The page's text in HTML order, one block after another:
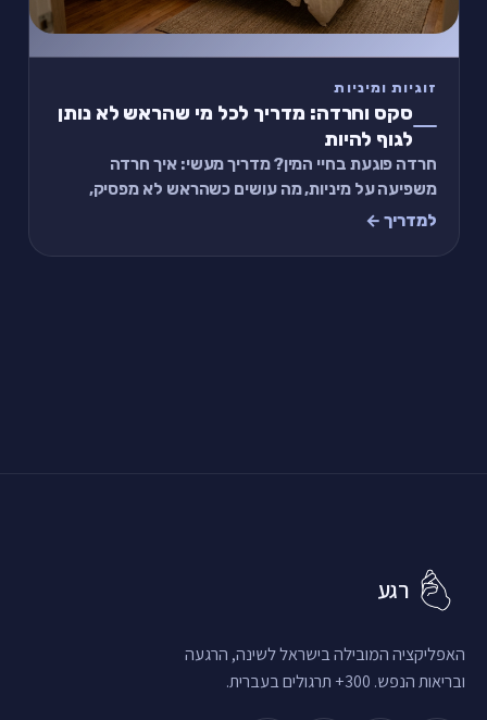
זוגיות ומיניות
סקס וחרדה: מדריך לכל מי שהראש לא נותן
לגוף להיות
חרדה פוגעת בחיי המין? מדריך מעשי: איך חרדה
משפיעה על מיניות, מה עושים כשהראש לא מפסיק,
ותרגיל של 2 דקות לחיבור גוף-נפש.
למדריך ←
רגע
האפליקציה המובילה בישראל לשינה, הרגעה
ובריאות הנפש. 300+ תרגולים בעברית.